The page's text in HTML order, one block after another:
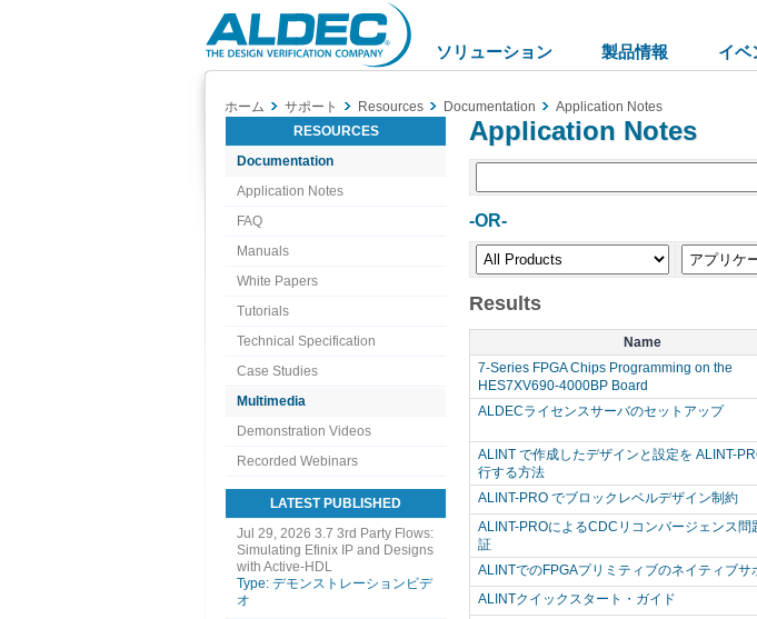
Aldec
Logo
ソリューション 製品情報 イベ
ホーム サポート Resources Documentation
Application Notes
RESOURCES
Documentation
Application Notes
FAQ
Manuals
White Papers
Tutorials
Technical Specification
Case Studies
Multimedia
Demonstration Videos
Recorded Webinars
LATEST PUBLISHED
Jul 29, 2026 3.7 3rd Party Flows:
Simulating Efinix IP and Designs
with Active-HDL
Type: デモンストレーションビデ
オ
Application Notes
-OR-
Results
Name
7-Series FPGA Chips Programming on the
HES7XV690-4000BP Board
ALDECライセンスサーバのセットアップ
ALINT で作成したデザインと設定を ALINT-
行する方法
ALINT-PRO でブロックレベルデザイン制約
ALINT-PROによるCDCリコンバージェンス問
証
ALINTでのFPGAプリミティブのネイティブサ
ALINTクイックスタート・ガイド